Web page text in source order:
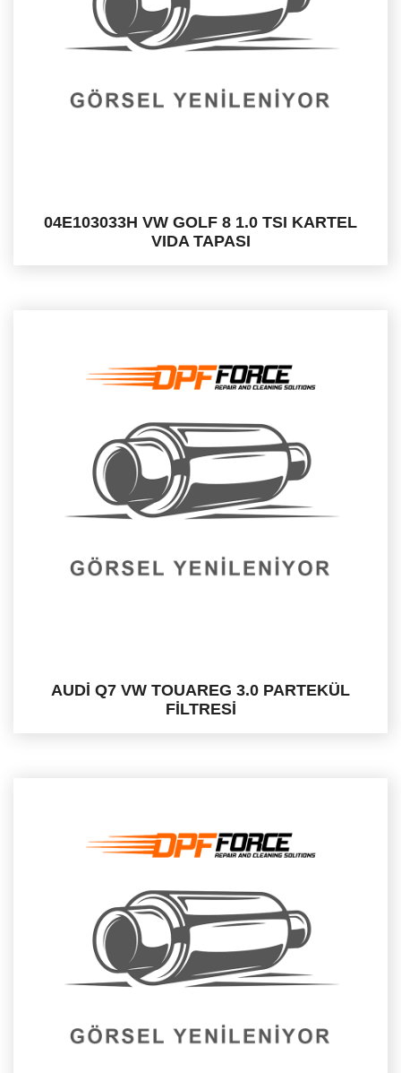
04E103033H VW GOLF 8 1.0 TSI KARTEL
VIDA TAPASI
AUDİ Q7 VW TOUAREG 3.0 PARTEKÜL
FİLTRESİ